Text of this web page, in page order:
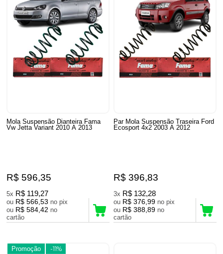
Mola Suspensão Dianteira Fama
Vw Jetta Variant 2010 A 2013
R$ 596,35
5x R$ 119,27
ou R$ 566,53
no pix
ou R$ 584,42 no
cartão
Par Mola Suspensão Traseira Ford
Ecosport 4x2 2003 A 2012
R$ 396,83
3x R$ 132,28
ou R$ 376,99
no pix
ou R$ 388,89 no
cartão
Promoção -11%